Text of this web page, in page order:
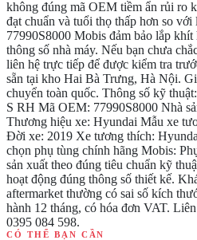
không đúng mã OEM tiềm ẩn rủi ro
đạt chuẩn và tuổi thọ thấp hơn so
77990S8000 Mobis đảm bảo lắp
thông số nhà máy. Nếu bạn chưa
liên hệ trực tiếp để được kiểm tra
sẵn tại kho Hai Bà Trưng, Hà Nội.
chuyển toàn quốc. Thông số kỹ
S RH Mã OEM: 77990S8000 Nhà
Thương hiệu xe: Hyundai Mẫu xe
Đời xe: 2019 Xe tương thích:
chọn phụ tùng chính hãng Mobis:
sản xuất theo đúng tiêu chuẩn kỹ
hoạt động đúng thông số thiết kế.
aftermarket thường có sai số kích
hành 12 tháng, có hóa đơn VAT.
0395 084 598.
CÓ THỂ BẠN CẦN